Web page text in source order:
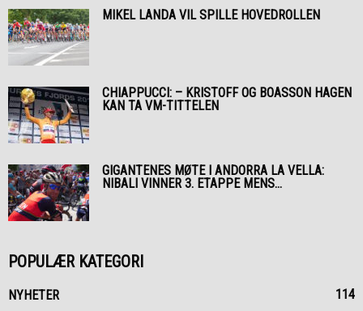
MIKEL LANDA VIL SPILLE HOVEDROLLEN
CHIAPPUCCI: – KRISTOFF OG BOASSON HAGEN
KAN TA VM-TITTELEN
GIGANTENES MØTE I ANDORRA LA VELLA:
NIBALI VINNER 3. ETAPPE MENS...
POPULÆR KATEGORI
NYHETER
114